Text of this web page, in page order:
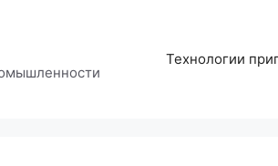
Технологии